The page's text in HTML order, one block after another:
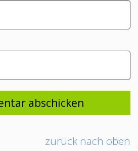
zurück nach oben